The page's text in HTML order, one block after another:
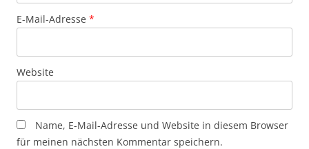
E-Mail-Adresse *
Website
Name, E-Mail-Adresse und Website in diesem Browser
für meinen nächsten Kommentar speichern.